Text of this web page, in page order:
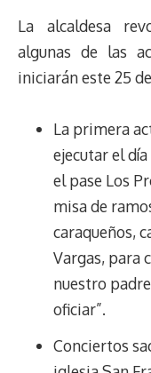
La alcaldesa
algunas de las
iniciarán este 25
La primera
ejecutar el
el pase Los
misa de
caraqueños,
Vargas, para
nuestro
oficiar”.
Conciertos